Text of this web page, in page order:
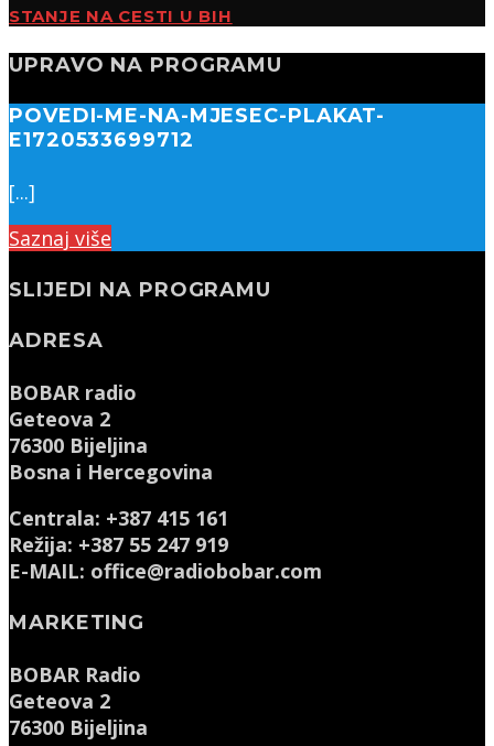
STANJE NA CESTI U BIH
UPRAVO NA PROGRAMU
POVEDI-ME-NA-MJESEC-PLAKAT-
E1720533699712
[...]
Saznaj više
SLIJEDI NA PROGRAMU
ADRESA
BOBAR radio
Geteova 2
76300 Bijeljina
Bosna i Hercegovina
Centrala: +387 415 161
Režija: +387 55 247 919
E-MAIL: office@radiobobar.com
MARKETING
BOBAR Radio
Geteova 2
76300 Bijeljina